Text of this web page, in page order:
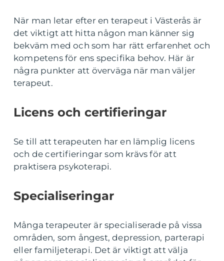
När man letar efter en terapeut i Västerås är
det viktigt att hitta någon man känner sig
bekväm med och som har rätt erfarenhet och
kompetens för ens specifika behov. Här är
några punkter att överväga när man väljer
terapeut.
Licens och certifieringar
Se till att terapeuten har en lämplig licens
och de certifieringar som krävs för att
praktisera psykoterapi.
Specialiseringar
Många terapeuter är specialiserade på vissa
områden, som ångest, depression, parterapi
eller familjeterapi. Det är viktigt att välja